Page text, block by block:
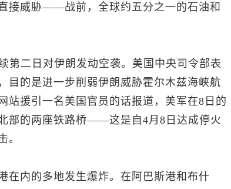
接威胁——战前，全球约五分之一的石油和
第二日对伊朗发动空袭。美国中央司令部表
目的是进一步削弱伊朗威胁霍尔木兹海峡航
站援引一名美国官员的话报道，美军在8日的
部的两座铁路桥——这是自4月8日达成停火
。
在内的多地发生爆炸。在阿巴斯港和布什